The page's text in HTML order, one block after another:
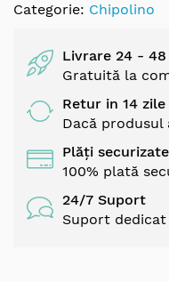
Categorie: Chipolino
Livrare 24 -
Gratuită la
Retur in 14 zile
Dacă produsul
Plăți securizate
100% plată
24/7 Suport
Suport dedicat